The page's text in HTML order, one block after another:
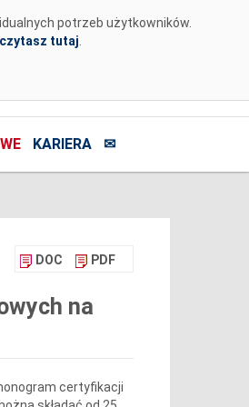
potrzeb użytkowników.
tutaj
KARIERA ✉
DOC PDF
na
certyfikacji